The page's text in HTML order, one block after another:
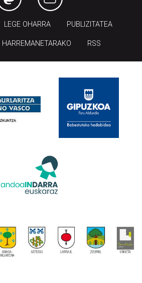
LEGE OHARRA PUBLIZITATEA
HARREMANETARAKO RSS